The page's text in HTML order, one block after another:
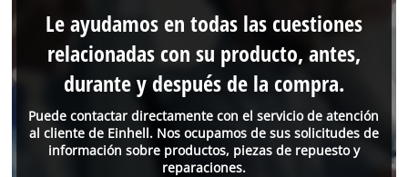
Puede contactar directamente con el servicio de atención
al cliente de Einhell. Nos ocupamos de sus solicitudes de
información sobre productos, piezas de repuesto y
reparaciones.
Le ayudamos en todas las cuestiones
relacionadas con su producto, antes,
durante y después de la compra.